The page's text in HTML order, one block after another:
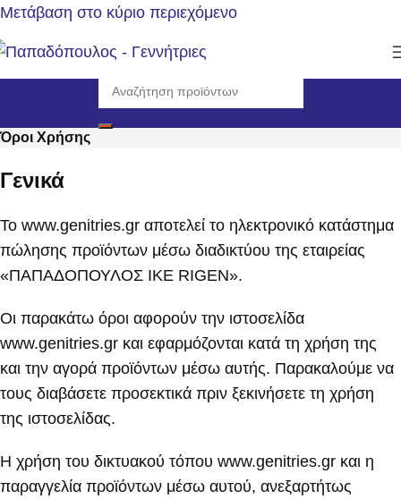
Μετάβαση στο κύριο περιεχόμενο
Όροι Χρήσης
Γενικά
Το www.genitries.gr αποτελεί το ηλεκτρονικό κατάστημα
πώλησης προϊόντων μέσω διαδικτύου της εταιρείας
«ΠΑΠΑΔΟΠΟΥΛΟΣ ΙΚΕ RIGEN».
Οι παρακάτω όροι αφορούν την ιστοσελίδα
www.genitries.gr και εφαρμόζονται κατά τη χρήση της
και την αγορά προϊόντων μέσω αυτής. Παρακαλούμε να
τους διαβάσετε προσεκτικά πριν ξεκινήσετε τη χρήση
της ιστοσελίδας.
Η χρήση του δικτυακού τόπου www.genitries.gr και η
παραγγελία προϊόντων μέσω αυτού, ανεξαρτήτως